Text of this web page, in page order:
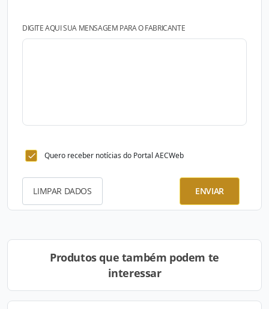
DIGITE AQUI SUA MENSAGEM PARA O FABRICANTE
Quero receber notícias do Portal AECWeb
LIMPAR DADOS ENVIAR
Produtos que também podem te
interessar